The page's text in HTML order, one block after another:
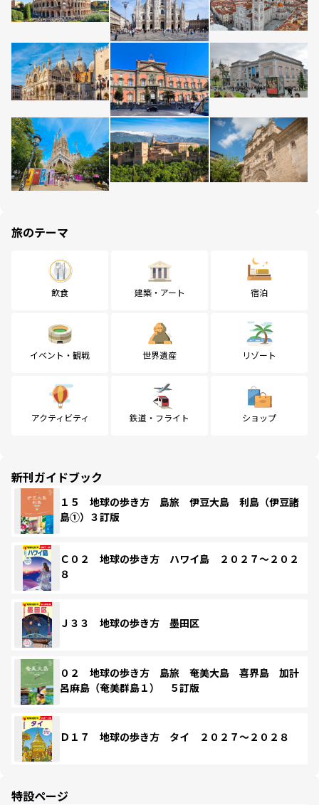
旅のテーマ
飲食 建築・アート 宿泊
イベント・観戦 世界遺産 リゾート
アクティビティ 鉄道・フライト ショップ
新刊ガイドブック
１５ 地球の歩き方 島旅 伊豆大島 利島（伊豆諸
島①）３訂版
Ｃ０２ 地球の歩き方 ハワイ島 ２０２７～２０２
８
Ｊ３３ 地球の歩き方 墨田区
０２ 地球の歩き方 島旅 奄美大島 喜界島 加計
呂麻島（奄美群島１） ５訂版
Ｄ１７ 地球の歩き方 タイ ２０２７～２０２８
特設ページ